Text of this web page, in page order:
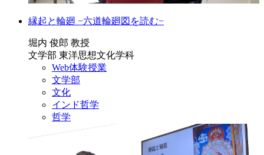
縁起と輪廻 −六道輪廻図を読む−
堀内 俊郎 教授
文学部 東洋思想文化学科
Web体験授業
文学部
文化
インド哲学
哲学